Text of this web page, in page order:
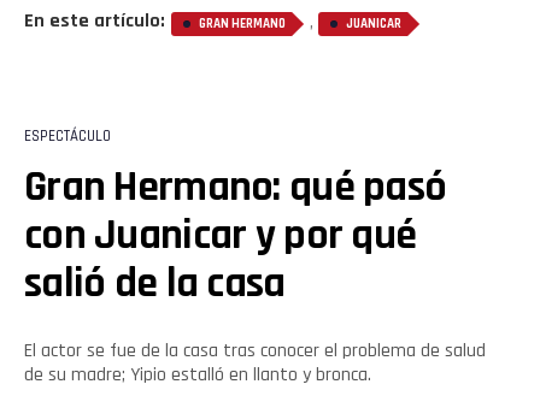
En este artículo: GRAN HERMANO , JUANICAR
ESPECTÁCULO
Gran Hermano: qué pasó
con Juanicar y por qué
salió de la casa
El actor se fue de la casa tras conocer el problema de salud
de su madre; Yipio estalló en llanto y bronca.